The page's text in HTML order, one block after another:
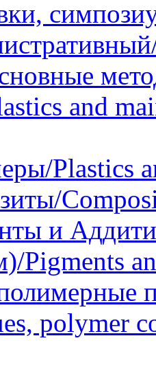
and
Plastics
и
Pigments
polymer